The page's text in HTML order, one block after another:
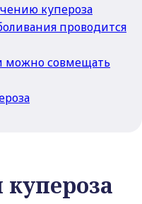
купероза
проводится
можно совмещать